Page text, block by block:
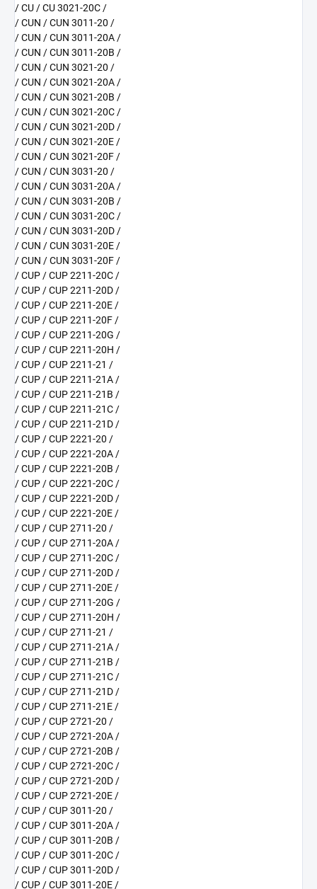
/ CU / CU 3021-20C /
/ CUN / CUN 3011-20 /
/ CUN / CUN 3011-20A /
/ CUN / CUN 3011-20B /
/ CUN / CUN 3021-20 /
/ CUN / CUN 3021-20A /
/ CUN / CUN 3021-20B /
/ CUN / CUN 3021-20C /
/ CUN / CUN 3021-20D /
/ CUN / CUN 3021-20E /
/ CUN / CUN 3021-20F /
/ CUN / CUN 3031-20 /
/ CUN / CUN 3031-20A /
/ CUN / CUN 3031-20B /
/ CUN / CUN 3031-20C /
/ CUN / CUN 3031-20D /
/ CUN / CUN 3031-20E /
/ CUN / CUN 3031-20F /
/ CUP / CUP 2211-20C /
/ CUP / CUP 2211-20D /
/ CUP / CUP 2211-20E /
/ CUP / CUP 2211-20F /
/ CUP / CUP 2211-20G /
/ CUP / CUP 2211-20H /
/ CUP / CUP 2211-21 /
/ CUP / CUP 2211-21A /
/ CUP / CUP 2211-21B /
/ CUP / CUP 2211-21C /
/ CUP / CUP 2211-21D /
/ CUP / CUP 2221-20 /
/ CUP / CUP 2221-20A /
/ CUP / CUP 2221-20B /
/ CUP / CUP 2221-20C /
/ CUP / CUP 2221-20D /
/ CUP / CUP 2221-20E /
/ CUP / CUP 2711-20 /
/ CUP / CUP 2711-20A /
/ CUP / CUP 2711-20C /
/ CUP / CUP 2711-20D /
/ CUP / CUP 2711-20E /
/ CUP / CUP 2711-20G /
/ CUP / CUP 2711-20H /
/ CUP / CUP 2711-21 /
/ CUP / CUP 2711-21A /
/ CUP / CUP 2711-21B /
/ CUP / CUP 2711-21C /
/ CUP / CUP 2711-21D /
/ CUP / CUP 2711-21E /
/ CUP / CUP 2721-20 /
/ CUP / CUP 2721-20A /
/ CUP / CUP 2721-20B /
/ CUP / CUP 2721-20C /
/ CUP / CUP 2721-20D /
/ CUP / CUP 2721-20E /
/ CUP / CUP 3011-20 /
/ CUP / CUP 3011-20A /
/ CUP / CUP 3011-20B /
/ CUP / CUP 3011-20C /
/ CUP / CUP 3011-20D /
/ CUP / CUP 3011-20E /